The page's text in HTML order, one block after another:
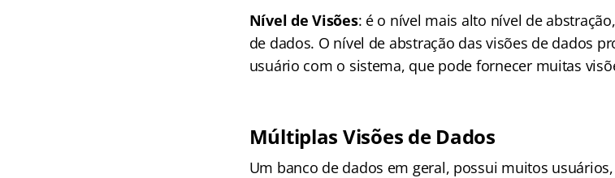
Nível de Visões: é o nível mais alto nível de
de dados. O nível de abstração das visões de dados
usuário com o sistema, que pode fornecer muitas
Múltiplas Visões de Dados
Um banco de dados em geral, possui muitos